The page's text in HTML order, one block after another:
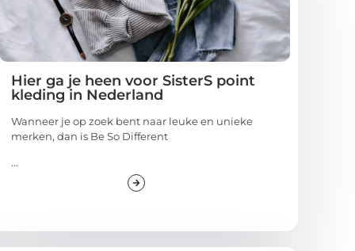
Hier ga je heen voor SisterS point
kleding in Nederland
Wanneer je op zoek bent naar leuke en unieke
merken, dan is Be So Different
...